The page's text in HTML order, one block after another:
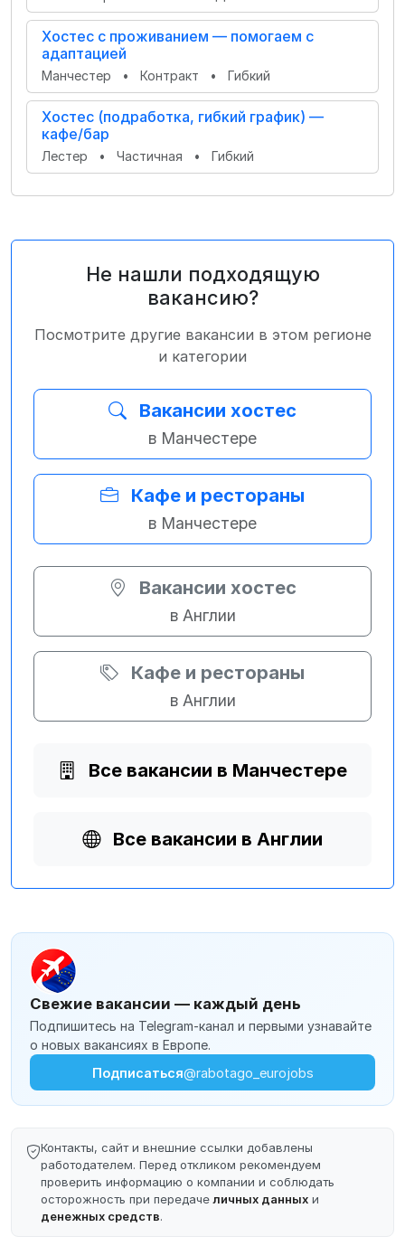
Хостес с проживанием — помогаем с
адаптацией
Манчестер • Контракт • Гибкий
Хостес (подработка, гибкий график) —
кафе/бар
Лестер • Частичная • Гибкий
Не нашли подходящую
вакансию?
Посмотрите другие вакансии в этом регионе
и категории
Вакансии хостес
в Манчестере
Кафе и рестораны
в Манчестере
Вакансии хостес
в Англии
Кафе и рестораны
в Англии
Все вакансии в Манчестере
Все вакансии в Англии
Свежие вакансии — каждый день
Подпишитесь на Telegram-канал и первыми узнавайте
о новых вакансиях в Европе.
Подписаться@rabotago_eurojobs
Контакты, сайт и внешние ссылки добавлены
работодателем. Перед откликом рекомендуем
проверить информацию о компании и соблюдать
осторожность при передачеличных данных и
денежных средств.